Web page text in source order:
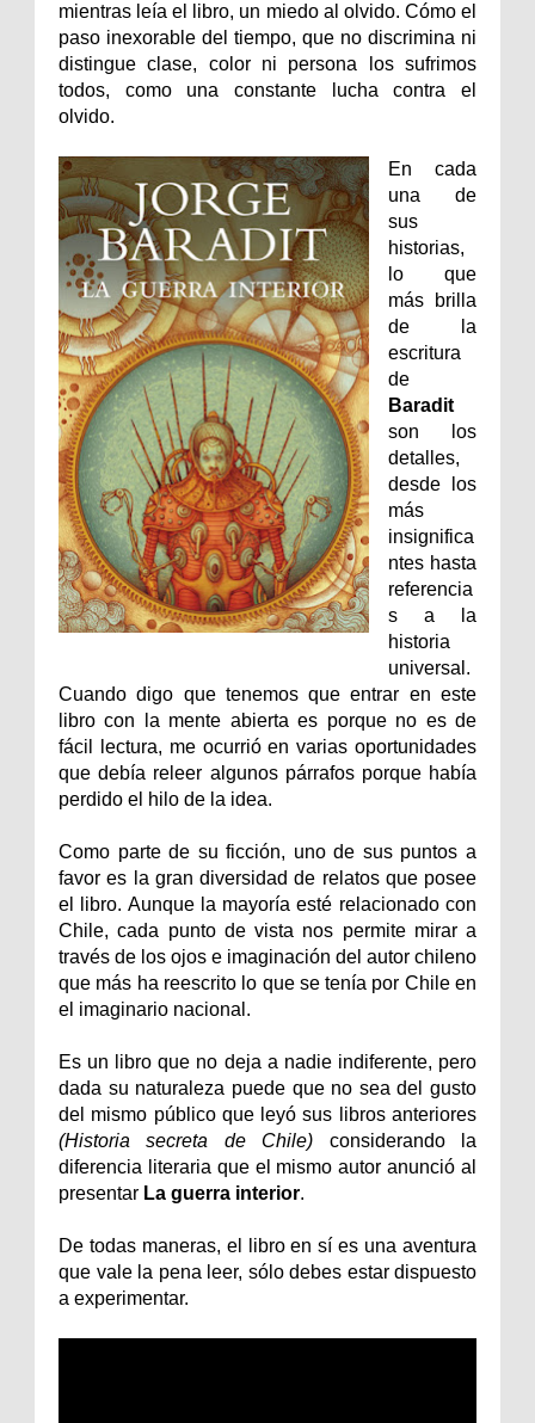
mientras leía el libro, un miedo al olvido. Cómo el
paso inexorable del tiempo, que no discrimina ni
distingue clase, color ni persona los sufrimos
todos, como una constante lucha contra el
olvido.
En cada
una de
sus
historias,
lo que
más brilla
de la
escritura
de
Baradit
son los
detalles,
desde los
más
insignifica
ntes hasta
referencia
s a la
historia
universal.
Cuando digo que tenemos que entrar en este
libro con la mente abierta es porque no es de
fácil lectura, me ocurrió en varias oportunidades
que debía releer algunos párrafos porque había
perdido el hilo de la idea.
Como parte de su ficción, uno de sus puntos a
favor es la gran diversidad de relatos que posee
el libro. Aunque la mayoría esté relacionado con
Chile, cada punto de vista nos permite mirar a
través de los ojos e imaginación del autor chileno
que más ha reescrito lo que se tenía por Chile en
el imaginario nacional.
Es un libro que no deja a nadie indiferente, pero
dada su naturaleza puede que no sea del gusto
del mismo público que leyó sus libros anteriores
(Historia secreta de Chile) considerando la
diferencia literaria que el mismo autor anunció al
presentar La guerra interior.
De todas maneras, el libro en sí es una aventura
que vale la pena leer, sólo debes estar dispuesto
a experimentar.